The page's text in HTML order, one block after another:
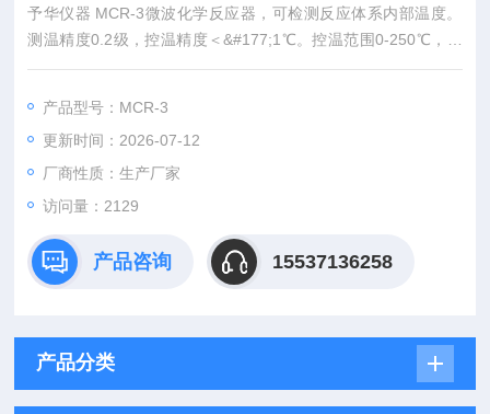
予华仪器 MCR-3微波化学反应器，可检测反应体系内部温度。
测温精度0.2级，控温精度＜&#177;1℃。控温范围0-250℃，并
具备温度误差修正功能。大屏幕液晶显示：屏幕尺寸120&#215;
显示：反应温度，反应时间，使用功率。 每个反应过程中可设定
五个步骤：每个步骤内可单独可设：使用功率（分10档），反应
温度，反应时间。
产品型号：MCR-3
更新时间：2026-07-12
厂商性质：生产厂家
访问量：2129
产品咨询 15537136258
产品分类